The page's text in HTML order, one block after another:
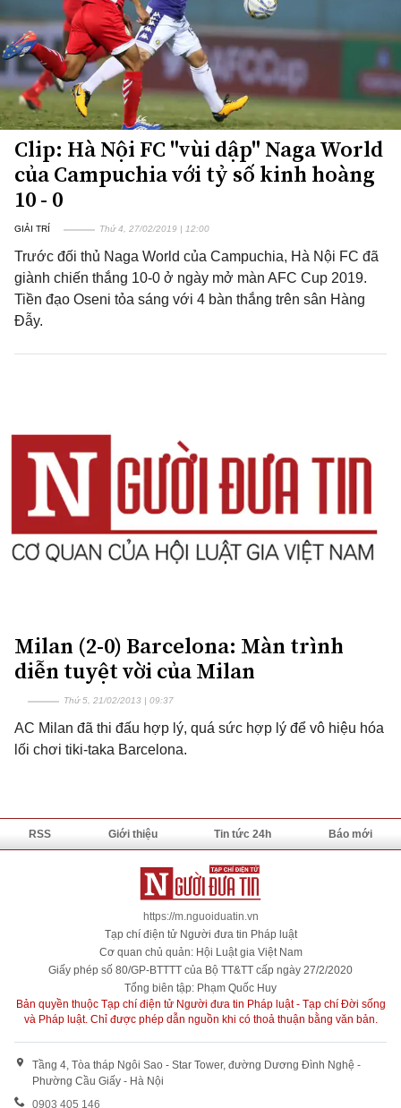
Clip: Hà Nội FC "vùi dập" Naga World
của Campuchia với tỷ số kinh hoàng
10 - 0
GIẢI TRÍ Thứ 4, 27/02/2019 | 12:00
Trước đối thủ Naga World của Campuchia, Hà Nội FC đã
giành chiến thắng 10-0 ở ngày mở màn AFC Cup 2019.
Tiền đạo Oseni tỏa sáng với 4 bàn thắng trên sân Hàng
Đẫy.
Milan (2-0) Barcelona: Màn trình
diễn tuyệt vời của Milan
Thứ 5, 21/02/2013 | 09:37
AC Milan đã thi đấu hợp lý, quá sức hợp lý để vô hiệu hóa
lối chơi tiki-taka Barcelona.
RSS Giới thiệu Tin tức 24h Báo mới
https://m.nguoiduatin.vn
Tạp chí điện tử Người đưa tin Pháp luật
Cơ quan chủ quản: Hội Luật gia Việt Nam
Giấy phép số 80/GP-BTTTT của Bộ TT&TT cấp ngày 27/2/2020
Tổng biên tập: Phạm Quốc Huy
Bản quyền thuộc Tạp chí điện tử Người đưa tin Pháp luật - Tạp chí Đời sống
và Pháp luật. Chỉ được phép dẫn nguồn khi có thoả thuận bằng văn bản.
Tầng 4, Tòa tháp Ngôi Sao - Star Tower, đường Dương Đình Nghệ -
Phường Cầu Giấy - Hà Nội
0903 405 146